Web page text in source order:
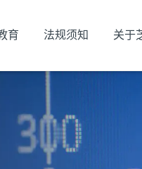
育 法规须知 关于